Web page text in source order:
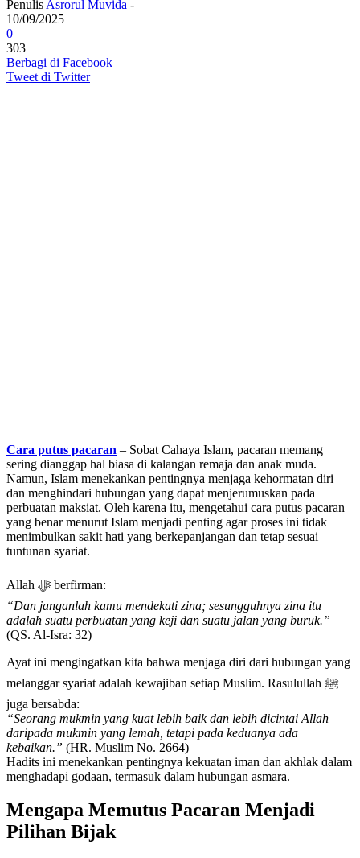
Penulis Asrorul Muvida -
10/09/2025
0
303
Berbagi di Facebook
Tweet di Twitter
Cara putus pacaran – Sobat Cahaya Islam, pacaran memang
sering dianggap hal biasa di kalangan remaja dan anak muda.
Namun, Islam menekankan pentingnya menjaga kehormatan diri
dan menghindari hubungan yang dapat menjerumuskan pada
perbuatan maksiat. Oleh karena itu, mengetahui cara putus pacaran
yang benar menurut Islam menjadi penting agar proses ini tidak
menimbulkan sakit hati yang berkepanjangan dan tetap sesuai
tuntunan syariat.
Allah ﷻ berfirman:
“Dan janganlah kamu mendekati zina; sesungguhnya zina itu
adalah suatu perbuatan yang keji dan suatu jalan yang buruk.”
(QS. Al-Isra: 32)
Ayat ini mengingatkan kita bahwa menjaga diri dari hubungan yang
melanggar syariat adalah kewajiban setiap Muslim. Rasulullah ﷺ
juga bersabda:
“Seorang mukmin yang kuat lebih baik dan lebih dicintai Allah
daripada mukmin yang lemah, tetapi pada keduanya ada
kebaikan.” (HR. Muslim No. 2664)
Hadits ini menekankan pentingnya kekuatan iman dan akhlak dalam
menghadapi godaan, termasuk dalam hubungan asmara.
Mengapa Memutus Pacaran Menjadi
Pilihan Bijak